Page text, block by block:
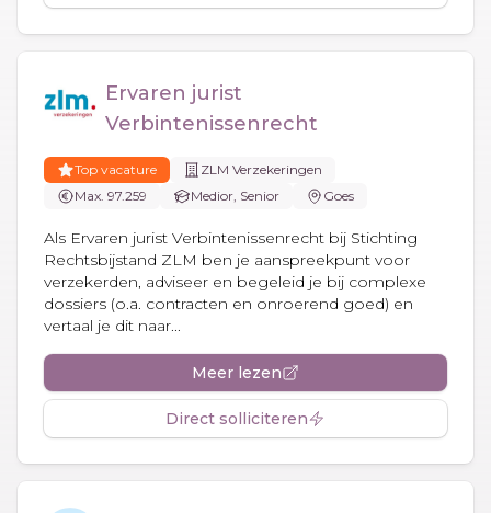
Ervaren jurist
Verbintenissenrecht
Top vacature
ZLM Verzekeringen
Max. 97.259
Medior, Senior Goes
Als Ervaren jurist Verbintenissenrecht bij Stichting
Rechtsbijstand ZLM ben je aanspreekpunt voor
verzekerden, adviseer en begeleid je bij complexe
dossiers (o.a. contracten en onroerend goed) en
vertaal je dit naar...
Meer lezen
Direct solliciteren